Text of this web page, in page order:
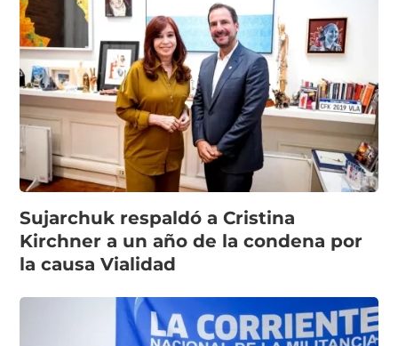
Sujarchuk respaldó a Cristina
Kirchner a un año de la condena por
la causa Vialidad